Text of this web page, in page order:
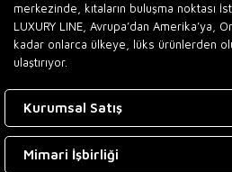
merkezinde, kıtaların buluşma noktası
LUXURY LINE, Avrupa’dan Amerika’ya,
kadar onlarca ülkeye, lüks ürünlerden
ulaştırıyor.
Kurumsal Satış
Mimari İşbirliği